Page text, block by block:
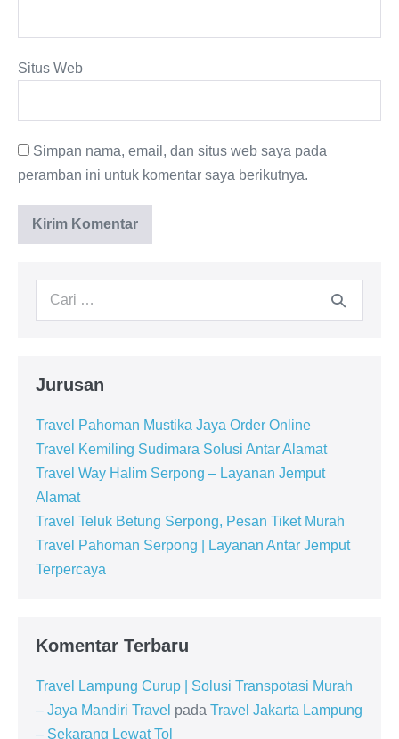
Situs Web
Simpan nama, email, dan situs web saya pada
peramban ini untuk komentar saya berikutnya.
Jurusan
Travel Pahoman Mustika Jaya Order Online
Travel Kemiling Sudimara Solusi Antar Alamat
Travel Way Halim Serpong – Layanan Jemput
Alamat
Travel Teluk Betung Serpong, Pesan Tiket Murah
Travel Pahoman Serpong | Layanan Antar Jemput
Terpercaya
Komentar Terbaru
Travel Lampung Curup | Solusi Transpotasi Murah
– Jaya Mandiri Travel pada Travel Jakarta Lampung
– Sekarang Lewat Tol